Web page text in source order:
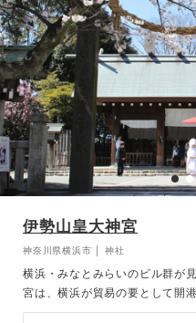
伊勢山皇大神宮
神奈川県横浜市 │ 神社
横浜・みなとみらいのビル群が
宮は、横浜が貿易の要として開
事を目的に明治3年に創建され